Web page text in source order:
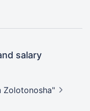
salary
Zolotonosha"